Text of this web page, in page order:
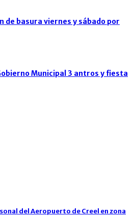
de basura viernes y sábado por
Municipal 3 antros y fiesta
del Aeropuerto de Creel en zona